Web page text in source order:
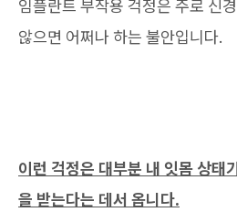
임플란트 부작용 걱정은 주로 신
않으면 어쩌나 하는 불안입니다.
이런 걱정은 대부분 내 잇몸 상태
을 받는다는 데서 옵니다.